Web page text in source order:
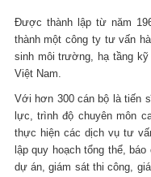
Được thành lập từ năm
thành một công ty tư vấn
sinh môi trường, hạ tầng
Việt Nam.
Với hơn 300 cán bộ là tiến
lực, trình độ chuyên môn
thực hiện các dịch vụ tư
lập quy hoạch tổng thể,
dự án, giám sát thi công,